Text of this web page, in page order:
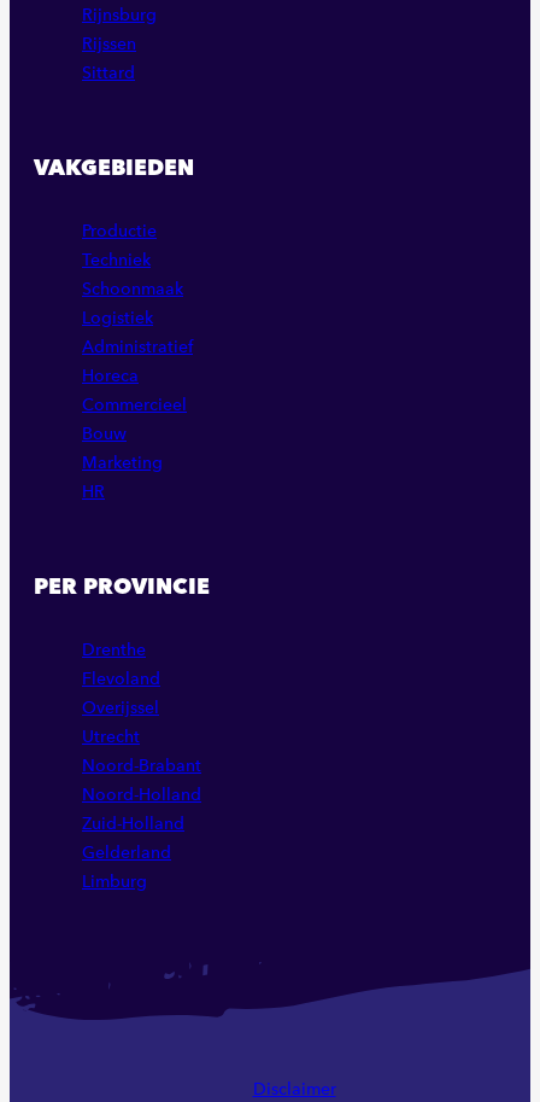
Rijnsburg
Rijssen
Sittard
VAKGEBIEDEN
Productie
Techniek
Schoonmaak
Logistiek
Administratief
Horeca
Commercieel
Bouw
Marketing
HR
PER PROVINCIE
Drenthe
Flevoland
Overijssel
Utrecht
Noord-Brabant
Noord-Holland
Zuid-Holland
Gelderland
Limburg
Disclaimer